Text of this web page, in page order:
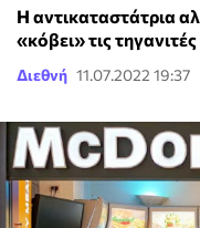
Η αντικαταστάτρια
«κόβει» τις
Διεθνή 11.07.2022 19:37